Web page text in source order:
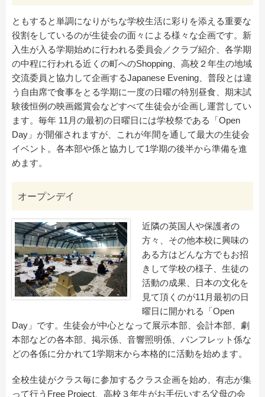
ともすると単調になりがちな学校生活に彩りを添える重要な
役割をしているのが生徒会の面々による様々な企画です。新
入生が入る学期始めに行われる委員会／クラブ紹介、各学期
の中程に行われる近くの町へのShopping、高校２年生の地域
交流委員と協力して企画するJapanese Evening、普段とは違
う自由席で食事をとる学期に一度の日曜の特別昼食、期末試
験後恒例の映画鑑賞会などすべて生徒会が企画し運営してい
ます。毎年 11月の最初の日曜日には学校祭である「Open
Day」が開催されますが、これが年間を通して最大の生徒会
イベント。各本部や係と協力して1学期の後半から準備を進
めます。
オープンデイ
近隣の英国人や保護者の
方々、その他本校に興味の
ある方はどんな方でもお招
きして学校の様子、生徒の
活動の成果、日本の文化を
見て頂くのが11月最初の日
曜日に開かれる「Open
Day」です。生徒会が中心となって展示本部、会計本部、劇
本部などの各本部、掲示係、音響照明係、パンフレット係な
どの各係に分かれて1学期末から本格的に活動を始めます。
全校生徒がクラス毎に参加するクラス企画を始め、有志が集
って行うFree Project、高校３年生がお手伝いする父母の会